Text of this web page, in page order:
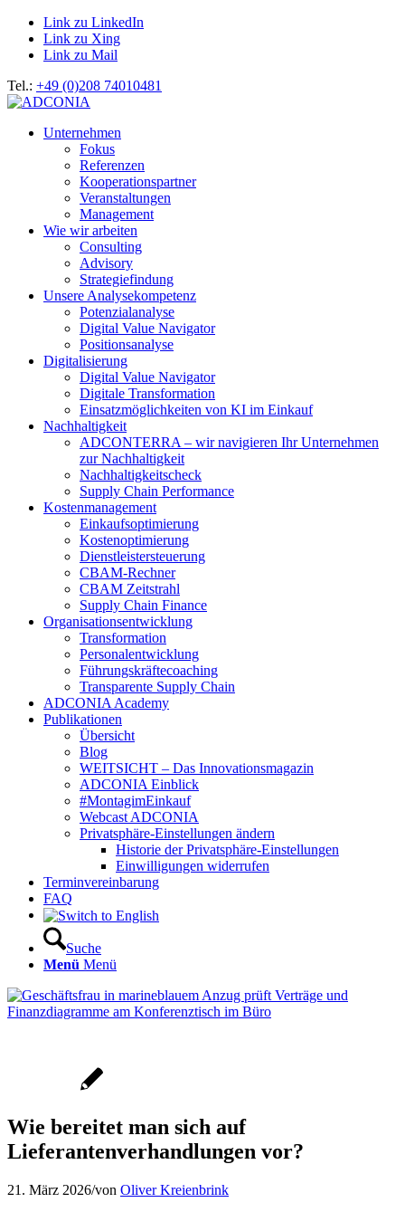
Link zu LinkedIn
Link zu Xing
Link zu Mail
Tel.: +49 (0)208 74010481
Unternehmen
Fokus
Referenzen
Kooperationspartner
Veranstaltungen
Management
Wie wir arbeiten
Consulting
Advisory
Strategiefindung
Unsere Analysekompetenz
Potenzialanalyse
Digital Value Navigator
Positionsanalyse
Digitalisierung
Digital Value Navigator
Digitale Transformation
Einsatzmöglichkeiten von KI im Einkauf
Nachhaltigkeit
ADCONTERRA – wir navigieren Ihr Unternehmen
zur Nachhaltigkeit
Nachhaltigkeitscheck
Supply Chain Performance
Kostenmanagement
Einkaufsoptimierung
Kostenoptimierung
Dienstleistersteuerung
CBAM-Rechner
CBAM Zeitstrahl
Supply Chain Finance
Organisationsentwicklung
Transformation
Personalentwicklung
Führungskräftecoaching
Transparente Supply Chain
ADCONIA Academy
Publikationen
Übersicht
Blog
WEITSICHT – Das Innovationsmagazin
ADCONIA Einblick
#MontagimEinkauf
Webcast ADCONIA
Privatsphäre-Einstellungen ändern
Historie der Privatsphäre-Einstellungen
Einwilligungen widerrufen
Terminvereinbarung
FAQ
Suche
Menü Menü
Wie bereitet man sich auf
Lieferantenverhandlungen vor?
21. März 2026/von Oliver Kreienbrink